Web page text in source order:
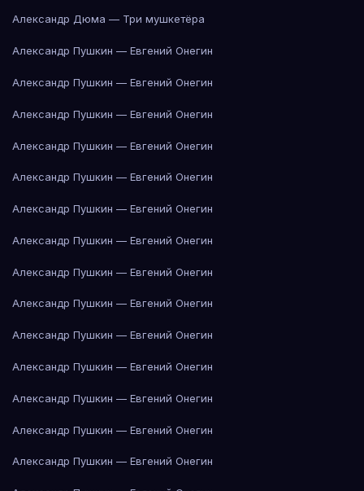
Александр Дюма — Три мушкетёра
Александр Пушкин — Евгений Онегин
Александр Пушкин — Евгений Онегин
Александр Пушкин — Евгений Онегин
Александр Пушкин — Евгений Онегин
Александр Пушкин — Евгений Онегин
Александр Пушкин — Евгений Онегин
Александр Пушкин — Евгений Онегин
Александр Пушкин — Евгений Онегин
Александр Пушкин — Евгений Онегин
Александр Пушкин — Евгений Онегин
Александр Пушкин — Евгений Онегин
Александр Пушкин — Евгений Онегин
Александр Пушкин — Евгений Онегин
Александр Пушкин — Евгений Онегин